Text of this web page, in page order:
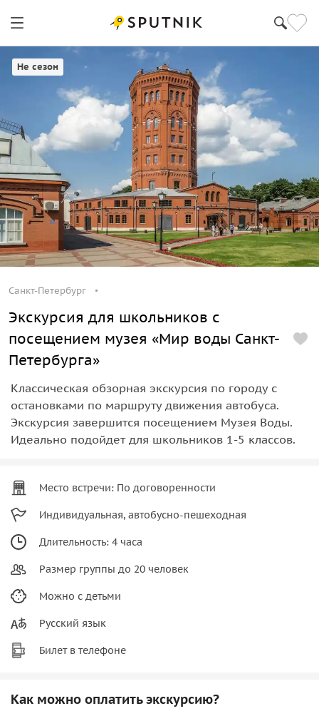
Санкт-Петербург
Не сезон
Санкт-Петербург
Экскурсия для школьников с
посещением музея «Мир воды Санкт-
Петербурга»
Классическая обзорная экскурсия по городу с
остановками по маршруту движения автобуса.
Экскурсия завершится посещением Музея Воды.
Идеально подойдет для школьников 1-5 классов.
Место встречи: По договоренности
Индивидуальная, автобусно-пешеходная
Длительность: 4 часа
Размер группы до 20 человек
Можно с детьми
Русский язык
Билет в телефоне
Как можно оплатить экскурсию?